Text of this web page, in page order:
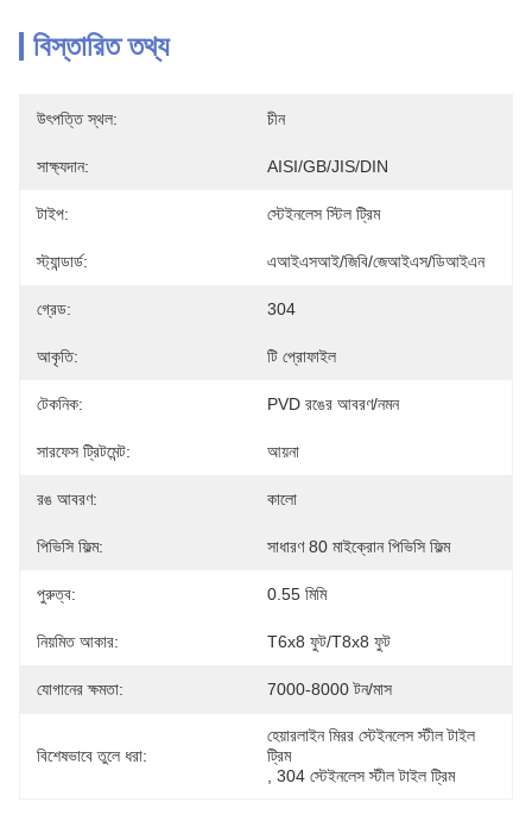
বিস্তারিত তথ্য
উৎপত্তি স্থল: চীন
সাক্ষ্যদান: AISI/GB/JIS/DIN
টাইপ: স্টেইনলেস স্টিল ট্রিম
স্ট্যান্ডার্ড: এআইএসআই/জিবি/জেআইএস/ডিআইএন
গ্রেড: 304
আকৃতি: টি প্রোফাইল
টেকনিক: PVD রঙের আবরণ/নমন
সারফেস ট্রিটমেন্ট: আয়না
রঙ আবরণ: কালো
পিভিসি ফিল্ম: সাধারণ 80 মাইক্রোন পিভিসি ফিল্ম
পুরুত্ব: 0.55 মিমি
নিয়মিত আকার: T6x8 ফুট/T8x8 ফুট
যোগানের ক্ষমতা: 7000-8000 টন/মাস
বিশেষভাবে তুলে ধরা:
হেয়ারলাইন মিরর স্টেইনলেস স্টীল টাইল
ট্রিম
304 স্টেইনলেস স্টীল টাইল ট্রিম